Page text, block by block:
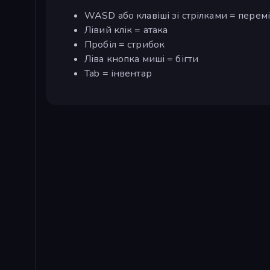
WASD або клавіші зі стрілками =
Лівий клік = атака
Пробіл = стрибок
Ліва кнопка миші = бігти
Tab = інвентар